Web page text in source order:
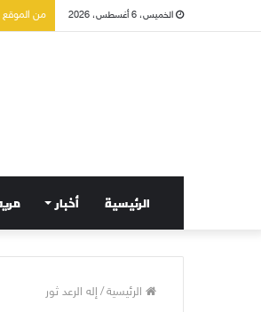
الخميس، 6 أغسطس، 2026 من الموقع
الرئيسية أخبار
الرئيسية/ إله الرعد ثور